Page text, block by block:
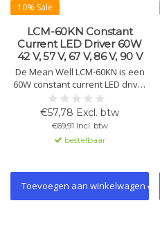
10% Sale
LCM-60KN Constant
Current LED Driver 60W
42 V, 57 V, 67 V, 86 V, 90 V
De Mean Well LCM-60KN is een
60W constant current LED driver
met instelbare uitgangsstroom
(500mA-1400mA). Geschikt voor
noodverlichting en dimbaar via
KNX-interface, direct
aansluitbaar op KNX.
€57,78 Excl. btw
€69,91 Incl. btw
bestelbaar
Toevoegen aan winkelwagen